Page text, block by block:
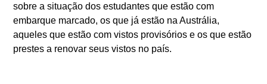
SOBRE A WEST 1
FAQS
BLOG
sobre a situação dos estudantes que estão com
embarque marcado, os que já estão na Austrália,
aqueles que estão com vistos provisórios e os que estão
prestes a renovar seus vistos no país.